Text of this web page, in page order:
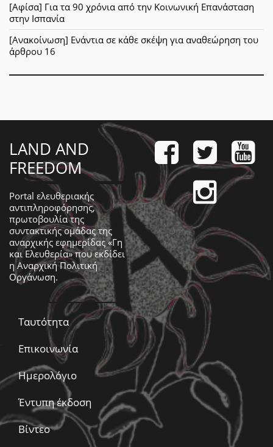
[Αφίσα] Για τα 90 χρόνια από την Κοινωνική Επανάσταση
στην Ισπανία
[Ανακοίνωση] Ενάντια σε κάθε σκέψη για αναθεώρηση του
άρθρου 16
LAND AND
FREEDOM
Portal ελευθεριακής
αντιπληροφόρησης,
πρωτοβουλία της
συντακτικής ομάδας της
αναρχικής εφημερίδας «Γη
και Ελευθερία» που εκδίδει
ηΑναρχική Πολιτική
Οργάνωση.
Ταυτότητα
Επικοινωνία
Ημερολόγιο
Έντυπη έκδοση
Βίντεο